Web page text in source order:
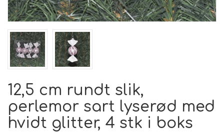
12,5 cm rundt slik,
perlemor sart lyserød med
hvidt glitter, 4 stk i boks